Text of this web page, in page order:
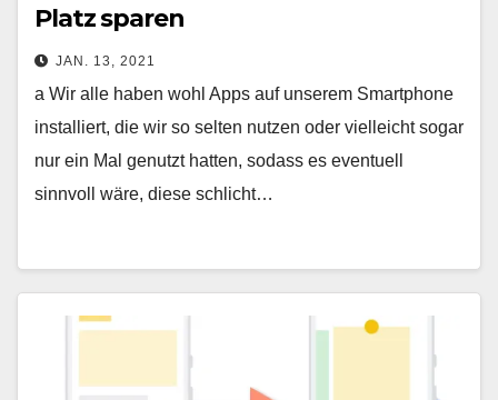
Platz sparen
JAN. 13, 2021
a Wir alle haben wohl Apps auf unserem Smartphone
installiert, die wir so selten nutzen oder vielleicht sogar
nur ein Mal genutzt hatten, sodass es eventuell
sinnvoll wäre, diese schlicht…